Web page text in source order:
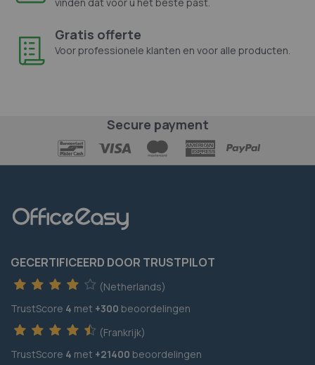
Gratis offerte
Voor professionele klanten en voor alle producten.
Secure payment
GECERTIFICEERD DOOR TRUSTPILOT
(Netherlands)
TrustScore 4 met +300 beoordelingen
(Frankrijk)
TrustScore 4 met +21400 beoordelingen